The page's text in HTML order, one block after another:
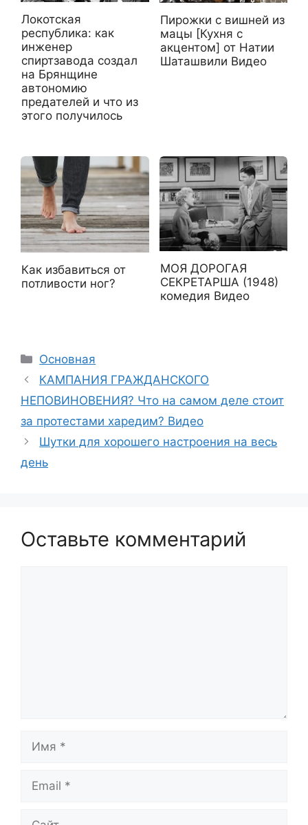
Локотская
республика: как
инженер
спиртзавода создал
на Брянщине
автономию
предателей и что из
этого получилось
Пирожки с вишней из
мацы [Кухня с
акцентом] от Натии
Шаташвили Видео
Как избавиться от
потливости ног?
МОЯ ДОРОГАЯ
СЕКРЕТАРША (1948)
комедия Видео
Рубрики
Основная
КАМПАНИЯ ГРАЖДАНСКОГО
НЕПОВИНОВЕНИЯ? Что на самом деле стоит
за протестами харедим? Видео
Шутки для хорошего настроения на весь
день
Оставьте комментарий
Имя
Email
Сайт